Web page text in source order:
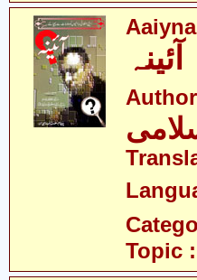
آئینہ
Topic :